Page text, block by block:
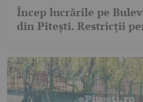
Încep lucrările pe
din Pitești. Restricții